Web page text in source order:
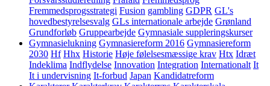
Fremmedsprogsstrategi Fusion gambling GDPR GL's
hovedbestyrelsesvalg GLs internationale arbejde Grønland
Grundforløb Gruppearbejde Gymnasiale suppleringskurser
Gymnasielukning Gymnasiereform 2016 Gymnasiereform
2030 Hf Hhx Historie Høje følelsesmæssige krav Htx Idræt
Indeklima Indflydelse Innovation Integration Internationalt It
It i undervisning It-forbud Japan Kandidatreform